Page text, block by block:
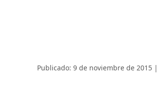
Publicado: 9 de noviembre de 2015